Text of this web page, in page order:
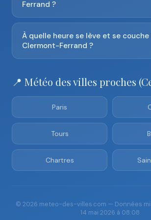
Ferrand ?
À quelle heure se lève et se couche
Clermont-Ferrand ?
📍 Météo des villes proches
Paris
Tours
Chartres
© 2026 meteo-des-villes.com — Données
14 mai 2026 à 08:08